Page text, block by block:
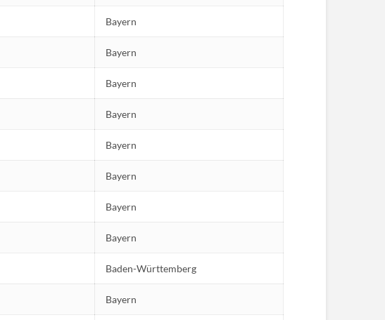
Bayern
Bayern
Bayern
Bayern
Bayern
Bayern
Bayern
Bayern
Baden-Württemberg
Bayern